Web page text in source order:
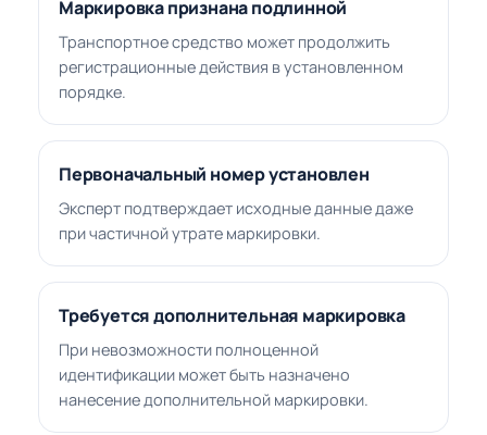
Маркировка признана подлинной
Транспортное средство может продолжить
регистрационные действия в установленном
порядке.
Первоначальный номер установлен
Эксперт подтверждает исходные данные даже
при частичной утрате маркировки.
Требуется дополнительная маркировка
При невозможности полноценной
идентификации может быть назначено
нанесение дополнительной маркировки.